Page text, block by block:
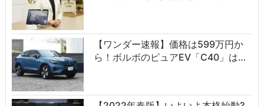
【ワンダー速報】価格は599万円か
ら！ボルボのピュアEV「C40」は…